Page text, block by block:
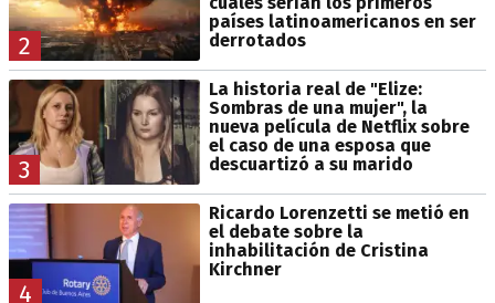
2
países latinoamericanos en ser
derrotados
3
La historia real de "Elize:
Sombras de una mujer", la
nueva película de Netflix sobre
el caso de una esposa que
descuartizó a su marido
4
Ricardo Lorenzetti se metió en
el debate sobre la
inhabilitación de Cristina
Kirchner